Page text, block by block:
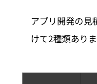
アプリ開発の見
けて2種類ありま